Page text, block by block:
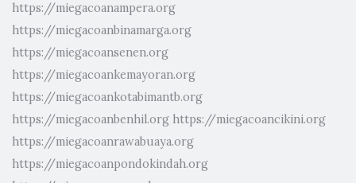
https://miegacoanampera.org
https://miegacoanbinamarga.org
https://miegacoansenen.org
https://miegacoankemayoran.org
https://miegacoankotabimantb.org
https://miegacoanbenhil.org https://miegacoancikini.org
https://miegacoanrawabuaya.org
https://miegacoanpondokindah.org